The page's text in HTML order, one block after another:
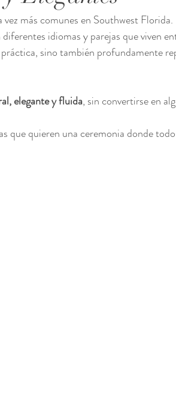
vez más comunes en Southwest Florida.
idiomas y parejas que viven
sino también profundamente
elegante y fluida, sin convertirse en
que quieren una ceremonia donde